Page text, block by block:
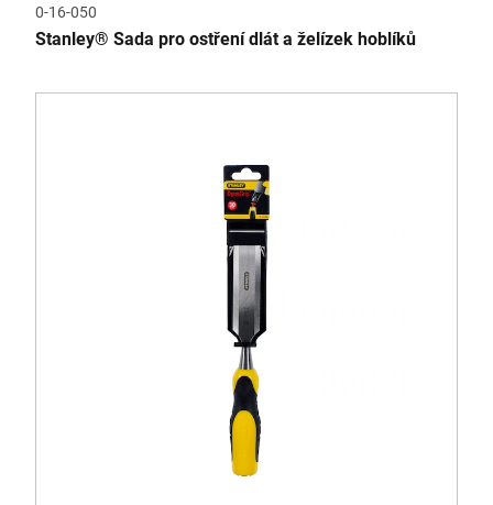
0-16-050
Stanley® Sada pro ostření dlát a želízek hoblíků